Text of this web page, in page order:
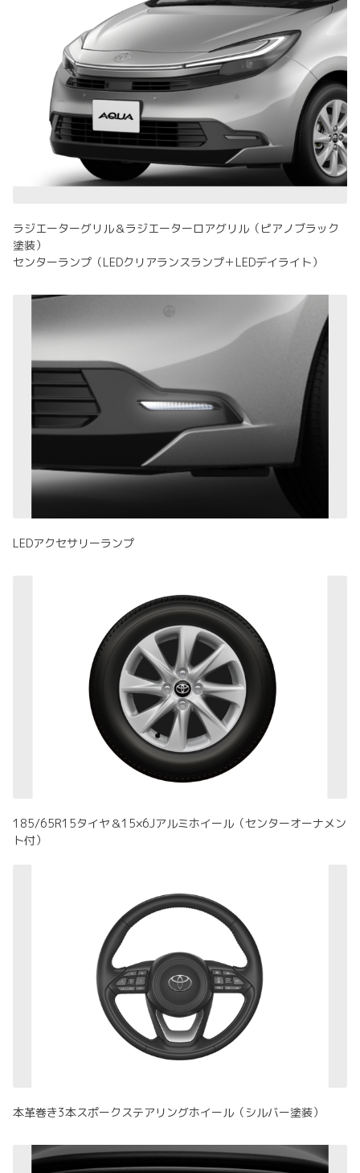
ラジエーターグリル＆ラジエーターロアグリル（ピアノブラック
塗装）
センターランプ（LEDクリアランスランプ＋LEDデイライト）
LEDアクセサリーランプ
185/65R15タイヤ＆15×6Jアルミホイール（センターオーナメン
ト付）
本革巻き3本スポークステアリングホイール（シルバー塗装）